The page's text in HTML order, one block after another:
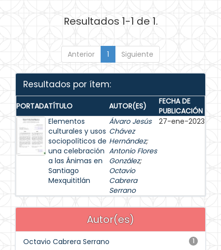
Resultados 1-1 de 1.
Anterior 1 Siguiente
Resultados por ítem:
PORTADATÍTULO AUTOR(ES)
FECHA DE
PUBLICACIÓN
Elementos
culturales y usos
sociopolíticos de
una celebración
a las Ánimas en
Santiago
Mexquititlán
Álvaro Jesús
Chávez
Hernández;
Antonio Flores
González;
Octavio
Cabrera
Serrano
27-ene-2023
Autor(es)
1
Octavio Cabrera Serrano